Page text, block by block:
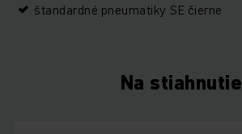
štandardné pneumatiky SE čierne
Na stiahnutie